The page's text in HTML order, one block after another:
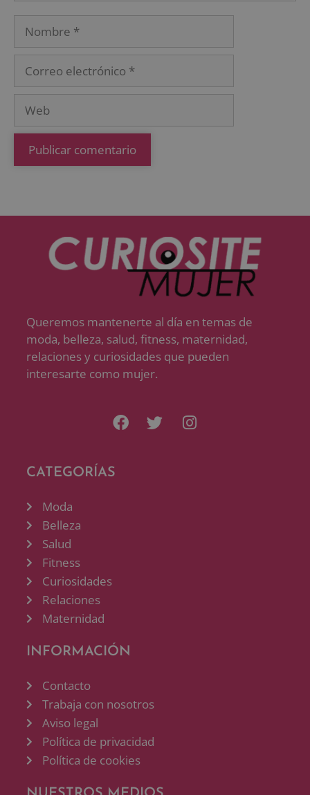
Queremos mantenerte al día en temas de
moda, belleza, salud, fitness, maternidad,
relaciones y curiosidades que pueden
interesarte como mujer.
CATEGORÍAS
Moda
Belleza
Salud
Fitness
Curiosidades
Relaciones
Maternidad
INFORMACIÓN
Contacto
Trabaja con nosotros
Aviso legal
Política de privacidad
Política de cookies